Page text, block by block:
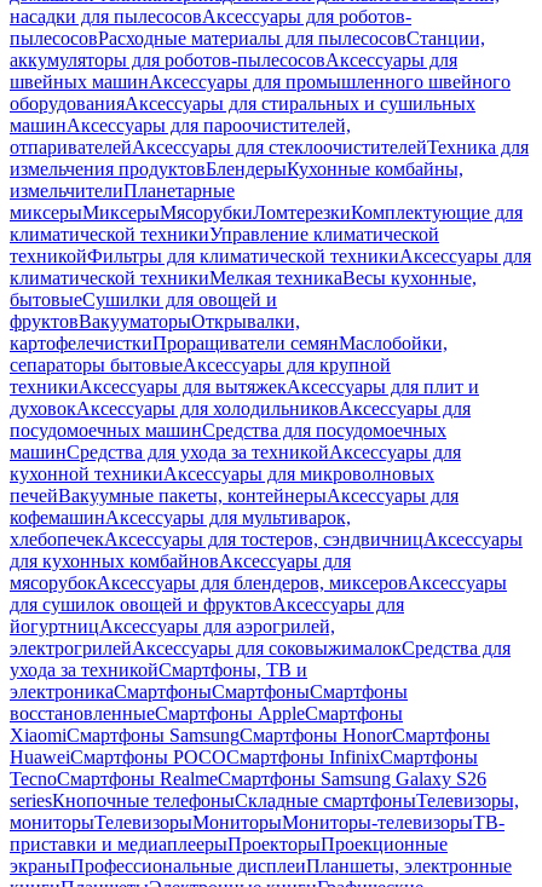
насадки для пылесосовАксессуары для роботов-
пылесосовРасходные материалы для пылесосовСтанции,
аккумуляторы для роботов-пылесосовАксессуары для
швейных машинАксессуары для промышленного швейного
оборудованияАксессуары для стиральных и сушильных
машинАксессуары для пароочистителей,
отпаривателейАксессуары для стеклоочистителейТехника для
измельчения продуктовБлендерыКухонные комбайны,
измельчителиПланетарные
миксерыМиксерыМясорубкиЛомтерезкиКомплектующие для
климатической техникиУправление климатической
техникойФильтры для климатической техникиАксессуары для
климатической техникиМелкая техникаВесы кухонные,
бытовыеСушилки для овощей и
фруктовВакууматорыОткрывалки,
картофелечисткиПроращиватели семянМаслобойки,
сепараторы бытовыеАксессуары для крупной
техникиАксессуары для вытяжекАксессуары для плит и
духовокАксессуары для холодильниковАксессуары для
посудомоечных машинСредства для посудомоечных
машинСредства для ухода за техникойАксессуары для
кухонной техникиАксессуары для микроволновых
печейВакуумные пакеты, контейнерыАксессуары для
кофемашинАксессуары для мультиварок,
хлебопечекАксессуары для тостеров, сэндвичницАксессуары
для кухонных комбайновАксессуары для
мясорубокАксессуары для блендеров, миксеровАксессуары
для сушилок овощей и фруктовАксессуары для
йогуртницАксессуары для аэрогрилей,
электрогрилейАксессуары для соковыжималокСредства для
ухода за техникойСмартфоны, ТВ и
электроникаСмартфоныСмартфоныСмартфоны
восстановленныеСмартфоны AppleСмартфоны
XiaomiСмартфоны SamsungСмартфоны HonorСмартфоны
HuaweiСмартфоны POCOСмартфоны InfinixСмартфоны
TecnoСмартфоны RealmeСмартфоны Samsung Galaxy S26
seriesКнопочные телефоныСкладные смартфоныТелевизоры,
мониторыТелевизорыМониторыМониторы-телевизорыТВ-
приставки и медиаплеерыПроекторыПроекционные
экраныПрофессиональные дисплеиПланшеты, электронные